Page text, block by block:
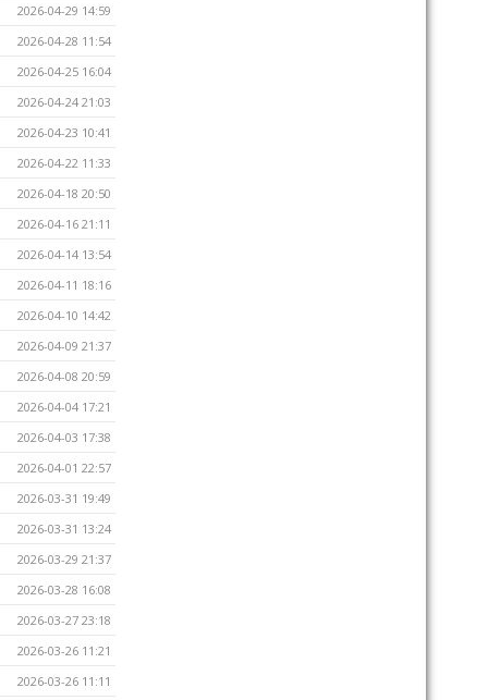
2026-04-29 14:59
2026-04-28 11:54
2026-04-25 16:04
2026-04-24 21:03
2026-04-23 10:41
2026-04-22 11:33
2026-04-18 20:50
2026-04-16 21:11
2026-04-14 13:54
2026-04-11 18:16
2026-04-10 14:42
2026-04-09 21:37
2026-04-08 20:59
2026-04-04 17:21
2026-04-03 17:38
2026-04-01 22:57
2026-03-31 19:49
2026-03-31 13:24
2026-03-29 21:37
2026-03-28 16:08
2026-03-27 23:18
2026-03-26 11:21
2026-03-26 11:11